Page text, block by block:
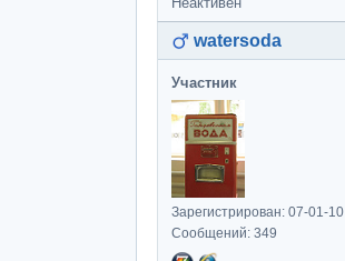
watersoda
Участник
Зарегистрирован: 07-01-10
Сообщений: 349